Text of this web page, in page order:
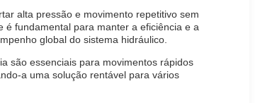
alta pressão e movimento repetitivo sem
fundamental para manter a eficiência e a
global do sistema hidráulico.
são essenciais para movimentos rápidos
a uma solução rentável para vários